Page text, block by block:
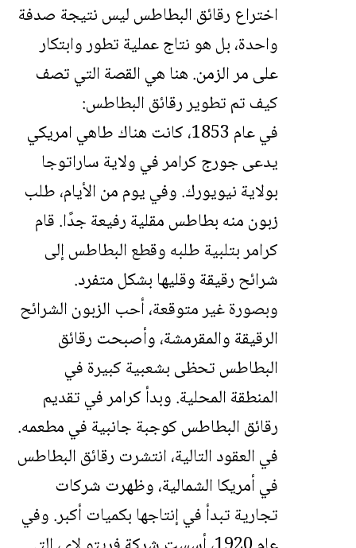
اختراع رقائق البطاطس ليس نتيجة صدفة
واحدة، بل هو نتاج عملية تطور وابتكار
على مر الزمن. هنا هي القصة التي تصف
كيف تم تطوير رقائق البطاطس:
في عام 1853، كانت هناك طاهي امريكي
يدعى جورج كرامر في ولاية ساراتوجا
بولاية نيويورك. وفي يوم من الأيام، طلب
زبون منه بطاطس مقلية رفيعة جدًا. قام
كرامر بتلبية طلبه وقطع البطاطس إلى
شرائح رقيقة وقليها بشكل متفرد.
وبصورة غير متوقعة، أحب الزبون الشرائح
الرقيقة والمقرمشة، وأصبحت رقائق
البطاطس تحظى بشعبية كبيرة في
المنطقة المحلية. وبدأ كرامر في تقديم
رقائق البطاطس كوجبة جانبية في مطعمه.
في العقود التالية، انتشرت رقائق البطاطس
في أمريكا الشمالية، وظهرت شركات
تجارية تبدأ في إنتاجها بكميات أكبر. وفي